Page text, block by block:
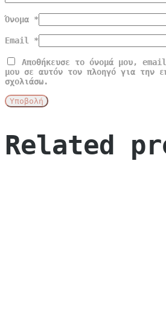
Όνομα *
Email *
Αποθήκευσε το όνομά μου,
μου σε αυτόν τον πλοηγό για την
σχολιάσω.
Related